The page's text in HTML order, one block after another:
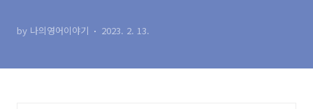
by 나의영어이야기 2023. 2. 13.